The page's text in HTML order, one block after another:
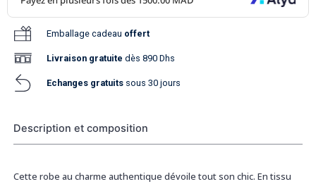
Emballage cadeau offert
Livraison gratuite dès 890 Dhs
Echanges gratuits sous 30 jours
Description et composition
Cette robe au charme authentique dévoile tout son chic. En tissu